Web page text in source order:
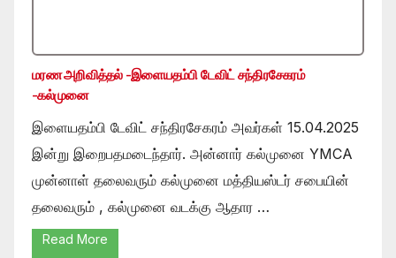
மரண அறிவித்தல் -இளையதம்பி டேவிட் சந்திரசேகரம்
-கல்முனை
இளையதம்பி டேவிட் சந்திரசேகரம் அவர்கள் 15.04.2025
இன்று இறைபதமடைந்தார். அன்னார் கல்முனை YMCA
முன்னாள் தலைவரும் கல்முனை மத்தியஸ்டர் சபையின்
தலைவரும் , கல்முனை வடக்கு ஆதார …
Read More